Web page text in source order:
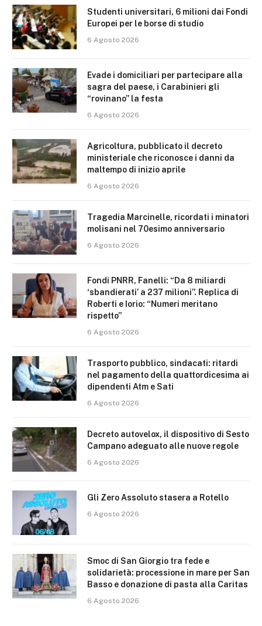
Studenti universitari, 6 milioni dai Fondi
Europei per le borse di studio
6 Agosto 2026
Evade i domiciliari per partecipare alla
sagra del paese, i Carabinieri gli
“rovinano” la festa
6 Agosto 2026
Agricoltura, pubblicato il decreto
ministeriale che riconosce i danni da
maltempo di inizio aprile
6 Agosto 2026
Tragedia Marcinelle, ricordati i minatori
molisani nel 70esimo anniversario
6 Agosto 2026
Fondi PNRR, Fanelli: “Da 8 miliardi
‘sbandierati’ a 237 milioni”. Replica di
Roberti e Iorio: “Numeri meritano
rispetto”
6 Agosto 2026
Trasporto pubblico, sindacati: ritardi
nel pagamento della quattordicesima ai
dipendenti Atm e Sati
6 Agosto 2026
Decreto autovelox, il dispositivo di Sesto
Campano adeguato alle nuove regole
6 Agosto 2026
Gli Zero Assoluto stasera a Rotello
6 Agosto 2026
Smoc di San Giorgio tra fede e
solidarietà: processione in mare per San
Basso e donazione di pasta alla Caritas
6 Agosto 2026